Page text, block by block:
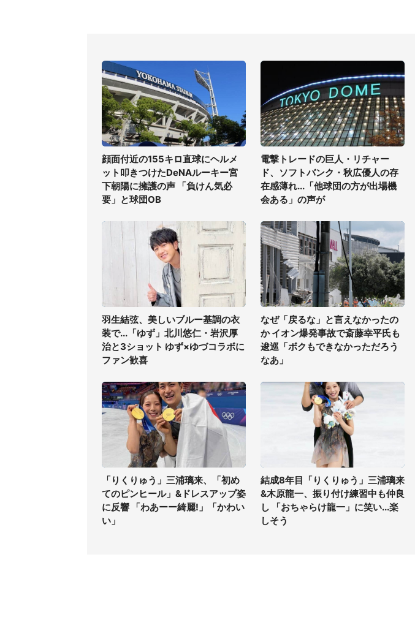
顔面付近の155キロ直球にヘルメ
ット叩きつけたDeNAルーキー宮
下朝陽に擁護の声 「負けん気必
要」と球団OB
電撃トレードの巨人・リチャー
ド、ソフトバンク・秋広優人の存
在感薄れ...「他球団の方が出場機
会ある」の声が
羽生結弦、美しいブルー基調の衣
装で...「ゆず」北川悠仁・岩沢厚
治と3ショット ゆず×ゆづコラボに
ファン歓喜
なぜ「戻るな」と言えなかったの
か イオン爆発事故で斎藤幸平氏も
逡巡「ボクもできなかっただろう
なあ」
「りくりゅう」三浦璃来、「初め
てのピンヒール」&ドレスアップ姿
に反響 「わあーー綺麗!」「かわい
い」
結成8年目「りくりゅう」三浦璃来
&木原龍一、振り付け練習中も仲良
し 「おちゃらけ龍一」に笑い...楽
しそう